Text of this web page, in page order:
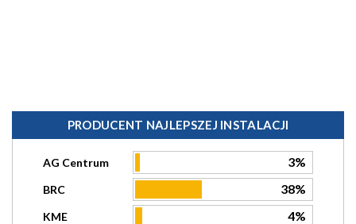
PRODUCENT NAJLEPSZEJ INSTALACJI
AG Centrum 3%
BRC 38%
KME 4%